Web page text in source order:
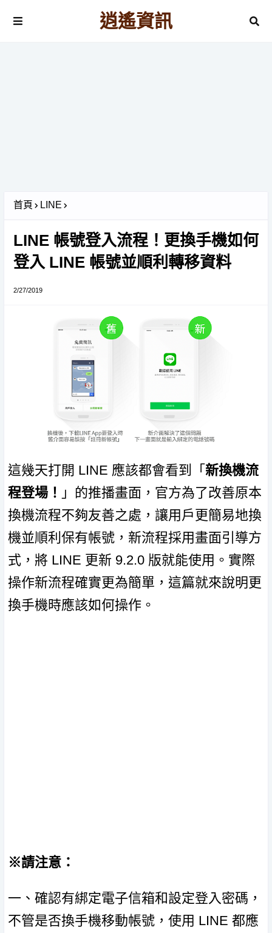
逍遙資訊
首頁 LINE
LINE 帳號登入流程！更換手機如何
登入 LINE 帳號並順利轉移資料
2/27/2019
這幾天打開 LINE 應該都會看到「 新換機流
程登場！ 」的推播畫面，官方為了改善原本
換機流程不夠友善之處，讓用戶更簡易地換
機並順利保有帳號，新流程採用畫面引導方
式，將 LINE 更新 9.2.0 版就能使用。實際
操作新流程確實更為簡單，這篇就來說明更
換手機時應該如何操作。
※請注意：
一、確認有綁定電子信箱和設定登入密碼，
不管是否換手機移動帳號，使用 LINE 都應